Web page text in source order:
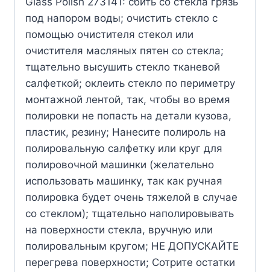
под напором воды; очистить стекло с
помощью очистителя стекол или
очистителя масляных пятен со стекла;
тщательно высушить стекло тканевой
салфеткой; оклеить стекло по периметру
монтажной лентой, так, чтобы во время
полировки не попасть на детали кузова,
пластик, резину; Нанесите полироль на
полировальную салфетку или круг для
полировочной машинки (желательно
использовать машинку, так как ручная
полировка будет очень тяжелой в случае
со стеклом); тщательно наполировывать
на поверхности стекла, вручную или
полировальным кругом; НЕ ДОПУСКАЙТЕ
перегрева поверхности; Сотрите остатки